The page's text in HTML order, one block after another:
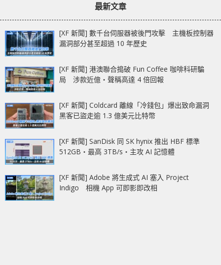
最新文章
[XF 新聞] 數千台伺服器被後門攻擊 主機板控制器
漏洞部分甚至超過 10 年歷史
[XF 新聞] 港澳聯合搗破 Fun Coffee 咖啡科研騙
局 涉款近億‧聲稱高達 4 倍回報
[XF 新聞] Coldcard 離線「冷錢包」爆出致命漏洞
黑客已盜走逾 1.3 億美元比特幣
[XF 新聞] SanDisk 同 SK hynix 推出 HBF 標準
512GB‧最高 3TB/s‧主攻 AI 記憶體
[XF 新聞] Adobe 將生成式 AI 塞入 Project
Indigo 相機 App 可即影即改相